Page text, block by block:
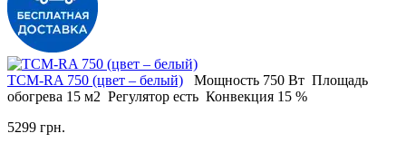
ТСМ-RA 750 (цвет – белый) Мощность 750 Вт Площадь
обогрева 15 м2 Регулятор есть Конвекция 15 %
5299 грн.